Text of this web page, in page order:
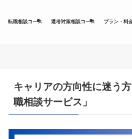
転職相談コース 選考対策相談コース プラン・料
キャリアの方向性に迷う
職相談サービス」